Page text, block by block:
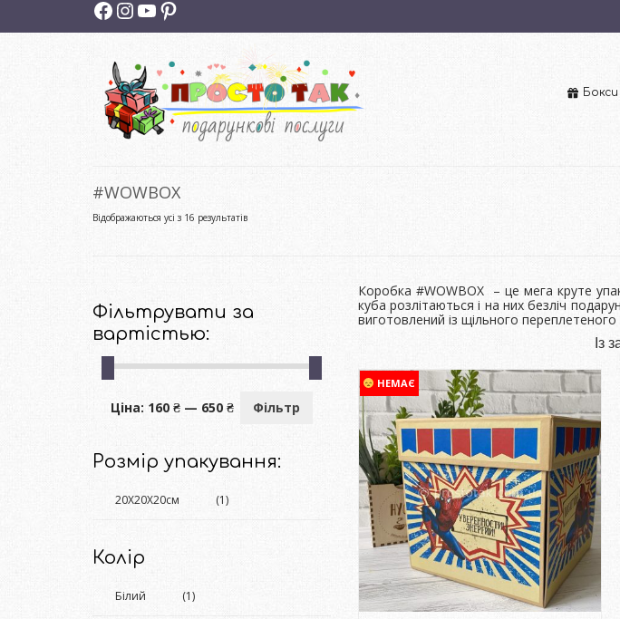
Facebook
Instagram
YouTube
Pinterest
Бокси
#WOWBOX
Відображаються усі з 16 результатівСортовано
Коробка #WOWBOX – це мега круте
куба розлітаються і на них безліч
виготовлений із щільного
Із
НЕМАЄ
Фільтрувати за
вартістью:
Мінімальна
Найбільша
Фільтр
Ціна: 160 ₴ — 650 ₴
Розмір упакування:
20Х20Х20см (1)
Колір
Білий (1)